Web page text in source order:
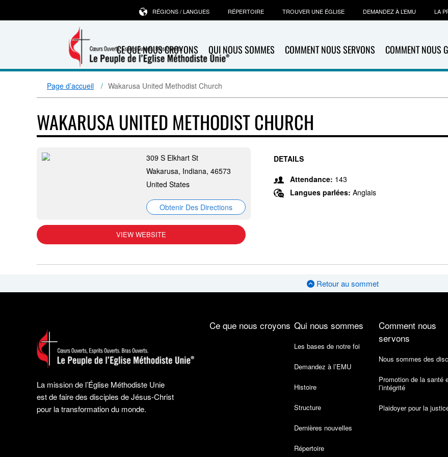
CE QUE NOUS CROYONS QUI NOUS SOMMES COMMENT NOUS SERVONS COMMENT NOUS
RÉGIONS / LANGUES RÉPERTOIRE TROUVER UNE ÉGLISE DEMANDEZ À L’EMU LA
Page d’accueil Wakarusa United Methodist Church
WAKARUSA UNITED METHODIST CHURCH
309 S Elkhart St
Wakarusa, Indiana, 46573
United States
Obtenir Des Directions
VIEW WEBSITE
DETAILS
Attendance: 143
Langues parlées: Anglais
Retour au sommet
La mission de l’Église Méthodiste Unie
est de faire des disciples de Jésus-Christ
pour la transformation du monde.
Ce que nous croyons Qui nous sommes
Les bases de notre foi
Demandez à l’EMU
Histoire
Structure
Dernières nouvelles
Répertoire
Comment nous
servons
Nous sommes des
Promotion de la santé
l’intégrité
Plaidoyer pour la